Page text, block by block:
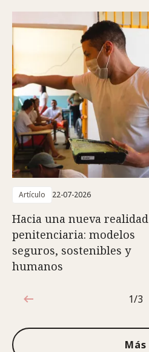
Artículo 22-07-2026
Hacia una nueva realidad
penitenciaria: modelos
seguros, sostenibles y
humanos
1de3
1/3
Más